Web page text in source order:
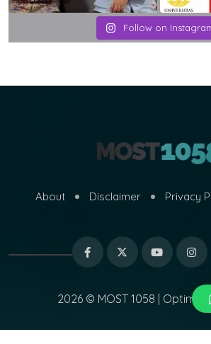
Follow on
About Disclaimer Privacy
2026 © MOST 1058 |